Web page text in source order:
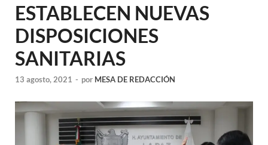
ESTABLECEN NUEVAS
DISPOSICIONES
SANITARIAS
13 agosto, 2021 - por MESA DE REDACCIÓN